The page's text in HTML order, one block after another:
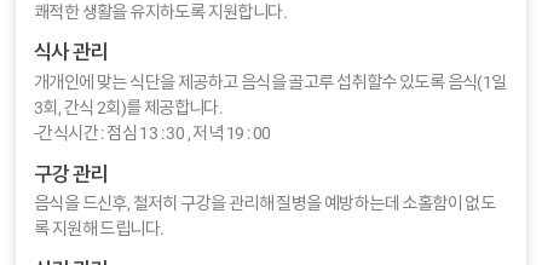
쾌적한 생활을 유지하도록 지원합니다.
식사 관리
개개인에 맞는 식단을 제공하고 음식을 골고루 섭취할수 있도록 음식(1일
3회, 간식 2회)를 제공합니다.
-간식시간 : 점심 13 : 30 , 저녁 19 : 00
구강 관리
음식을 드신후, 철저히 구강을 관리해 질병을 예방하는데 소홀함이 없도
록 지원해 드립니다.